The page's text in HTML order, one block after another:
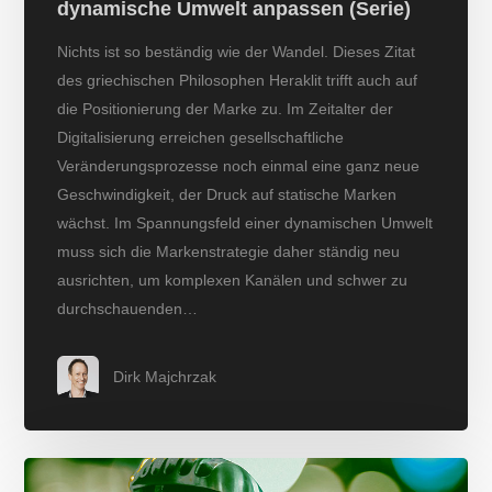
dynamische Umwelt anpassen (Serie)
Nichts ist so beständig wie der Wandel. Dieses Zitat
des griechischen Philosophen Heraklit trifft auch auf
die Positionierung der Marke zu. Im Zeitalter der
Digitalisierung erreichen gesellschaftliche
Veränderungsprozesse noch einmal eine ganz neue
Geschwindigkeit, der Druck auf statische Marken
wächst. Im Spannungsfeld einer dynamischen Umwelt
muss sich die Markenstrategie daher ständig neu
ausrichten, um komplexen Kanälen und schwer zu
durchschauenden…
Dirk Majchrzak